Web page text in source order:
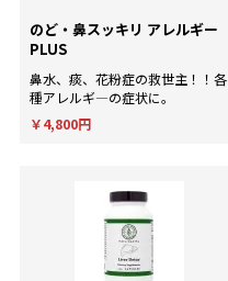
のど・鼻スッキリ アレルギー
PLUS
鼻水、痰、花粉症の救世主！！各
種アレルギ―の症状に。
￥4,800円